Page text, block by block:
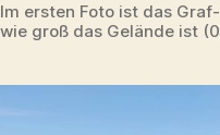
Im ersten Foto ist das
wie groß das Gelände ist